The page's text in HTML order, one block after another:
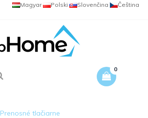
Čeština
Slovenčina
Polski
Magyar
0
Prenosné tlačiarne